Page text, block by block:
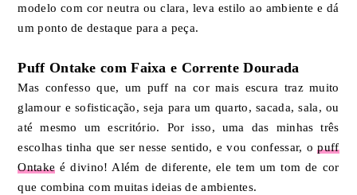
modelo com cor neutra ou clara, leva estilo ao ambiente e dá
um ponto de destaque para a peça.
Puff Ontake com Faixa e Corrente Dourada
Mas confesso que, um puff na cor mais escura traz muito
glamour e sofisticação, seja para um quarto, sacada, sala, ou
até mesmo um escritório. Por isso, uma das minhas três
escolhas tinha que ser nesse sentido, e vou confessar, opuff
Ontake é divino! Além de diferente, ele tem um tom de cor
que combina com muitas ideias de ambientes.